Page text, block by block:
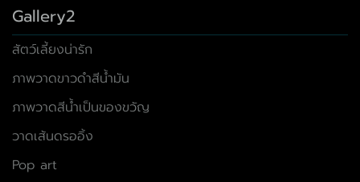
Gallery2
สัตว์เลี้ยงน่ารัก
ภาพวาดขาวดำสีน้ำมัน
ภาพวาดสีน้ำเป็นของขวัญ
วาดเส้นดรออิ้ง
Pop art